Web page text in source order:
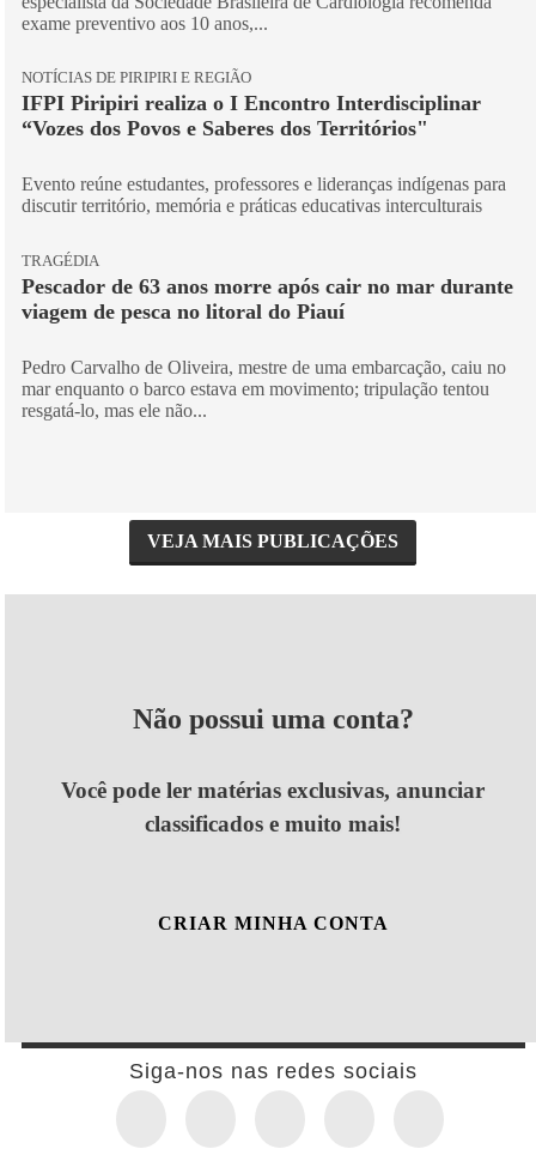
exame preventivo aos 10 anos,...
NOTÍCIAS DE PIRIPIRI E REGIÃO
IFPI Piripiri realiza o I Encontro Interdisciplinar
“Vozes dos Povos e Saberes dos Territórios"
Evento reúne estudantes, professores e lideranças indígenas para
discutir território, memória e práticas educativas interculturais
TRAGÉDIA
Pescador de 63 anos morre após cair no mar durante
viagem de pesca no litoral do Piauí
Pedro Carvalho de Oliveira, mestre de uma embarcação, caiu no
mar enquanto o barco estava em movimento; tripulação tentou
resgatá-lo, mas ele não...
VEJA MAIS PUBLICAÇÕES
Não possui uma conta?
Você pode ler matérias exclusivas, anunciar
classificados e muito mais!
CRIAR MINHA CONTA
Siga-nos nas redes sociais